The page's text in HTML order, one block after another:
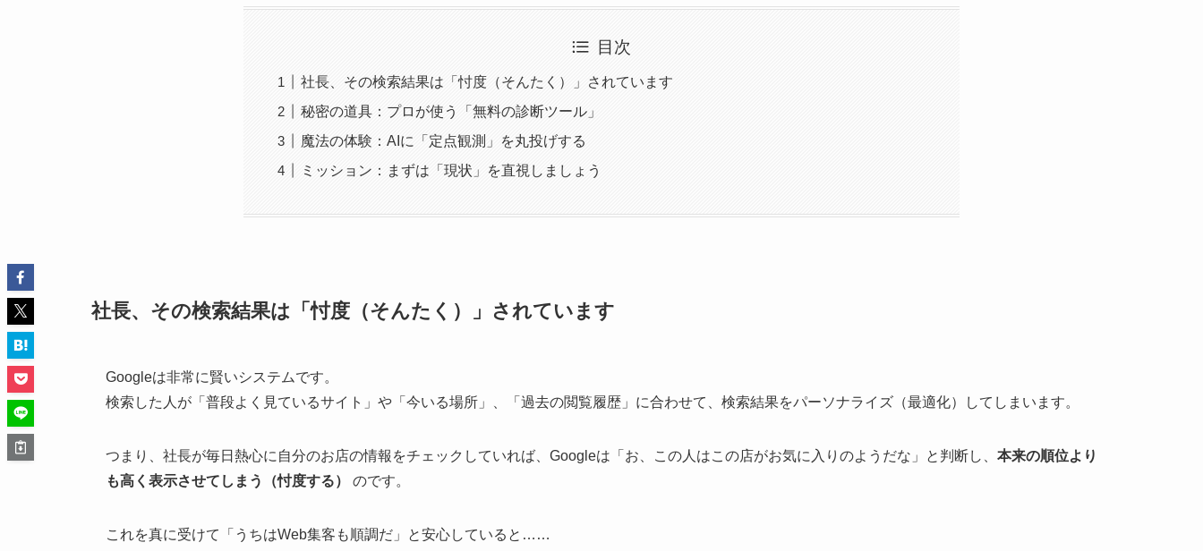
目次
社長、その検索結果は「忖度（そんたく）」されています
秘密の道具：プロが使う「無料の診断ツール」
魔法の体験：AIに「定点観測」を丸投げする
ミッション：まずは「現状」を直視しましょう
社長、その検索結果は「忖度（そんたく）」されています
Googleは非常に賢いシステムです。
検索した人が「普段よく見ているサイト」や「今いる場所」、「過去の閲覧履歴」に合わせて、検索結果をパーソナライズ（最適化）してしまいます。
つまり、社長が毎日熱心に自分のお店の情報をチェックしていれば、Googleは「お、この人はこの店がお気に入りのようだな」と判断し、 本来の順位より
も高く表示させてしまう（忖度する）
のです。
これを真に受けて「うちはWeb集客も順調だ」と安心していると……